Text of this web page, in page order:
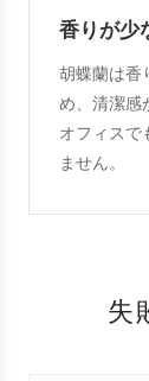
香りが少
胡蝶蘭は香
め、清潔感
オフィスで
ません。
失